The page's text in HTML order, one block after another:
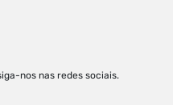
nos nas redes sociais.